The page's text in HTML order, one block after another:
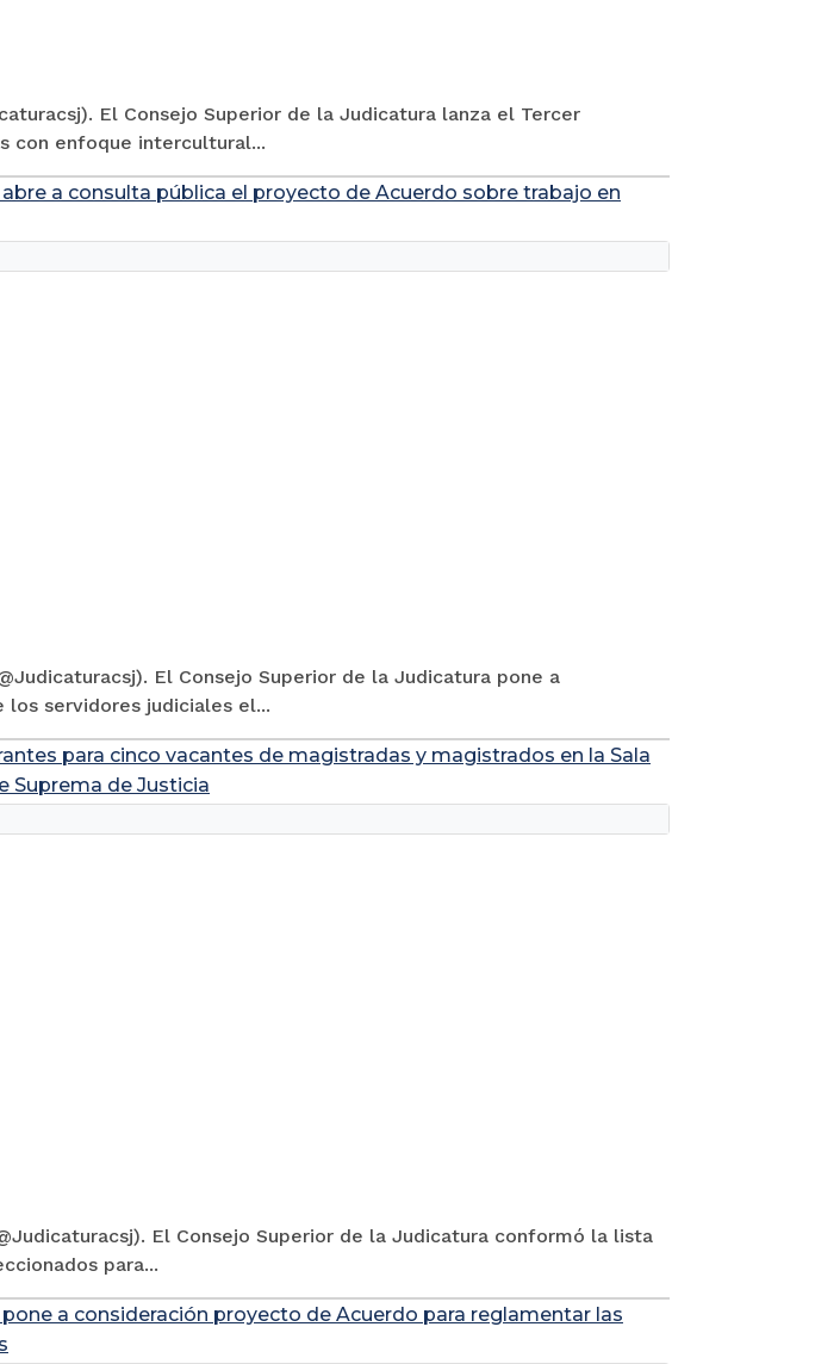
El Consejo Superior de la Judicatura lanza el Tercer
con enfoque intercultural...
a consulta pública el proyecto de Acuerdo sobre trabajo en
El Consejo Superior de la Judicatura pone a
los servidores judiciales el...
para cinco vacantes de magistradas y magistrados en la Sala
Suprema de Justicia
El Consejo Superior de la Judicatura conformó la lista
para...
a consideración proyecto de Acuerdo para reglamentar las